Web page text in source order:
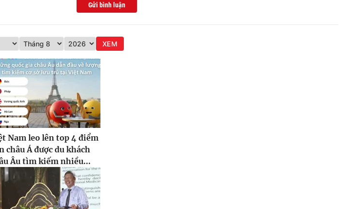
Gửi bình luận
XEM
Nam leo lên top 4 điểm
châu Á được du khách
Âu tìm kiếm nhiều...